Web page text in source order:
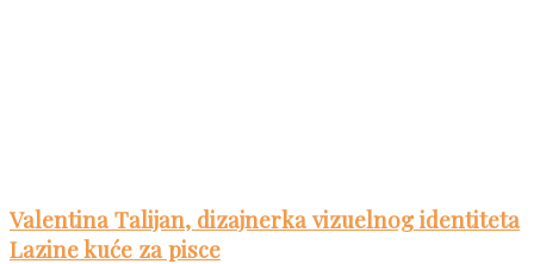
Valentina Talijan, dizajnerka vizuelnog identiteta
Lazine kuće za pisce